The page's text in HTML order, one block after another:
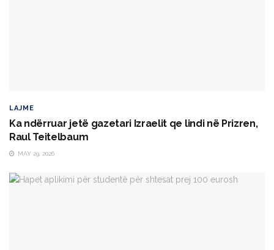
LAJME
Ka ndërruar jetë gazetari Izraelit qe lindi në Prizren,
Raul Teitelbaum
MAY 29, 2026